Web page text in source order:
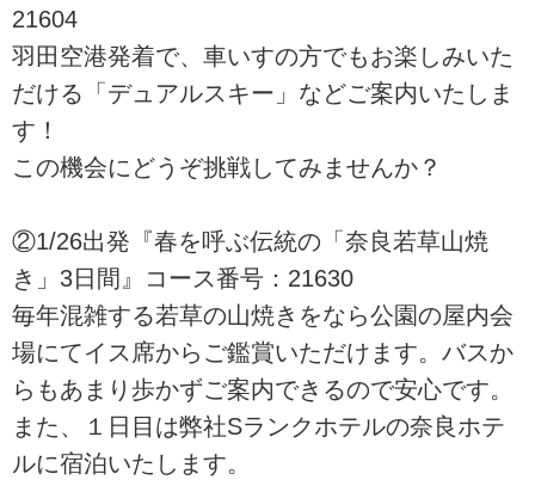
21604
羽田空港発着で、車いすの方でもお楽しみいた
だける「デュアルスキー」などご案内いたしま
す！
この機会にどうぞ挑戦してみませんか？
②1/26出発『春を呼ぶ伝統の「奈良若草山焼
き」3日間』コース番号：21630
毎年混雑する若草の山焼きをなら公園の屋内会
場にてイス席からご鑑賞いただけます。バスか
らもあまり歩かずご案内できるので安心です。
また、１日目は弊社Sランクホテルの奈良ホテ
ルに宿泊いたします。